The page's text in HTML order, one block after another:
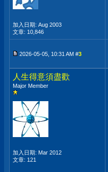
加入日期: Aug 2003
文章: 10,846
2026-05-05, 10:31 AM #3
人生得意須盡歡
Major Member
加入日期: Mar 2012
文章: 121